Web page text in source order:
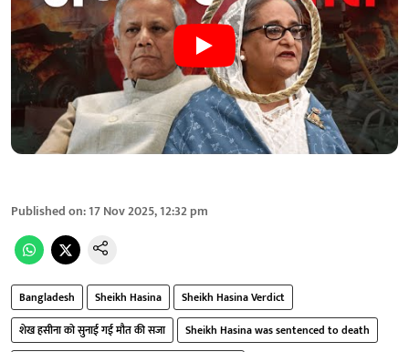
Published on:17 Nov 2025, 12:32 pm
Bangladesh Sheikh Hasina
Sheikh Hasina Verdict
शेख हसीना को सुनाई गई मौत की सजा
Sheikh Hasina was sentenced to death